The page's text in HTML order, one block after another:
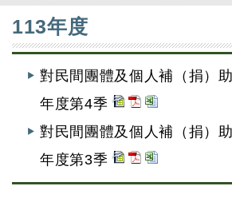
113年度
對民間團體及個人補（捐）
年度第4季
對民間團體及個人補（捐）
年度第3季